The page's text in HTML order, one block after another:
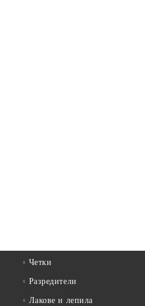
Четки
Разредители
Лакове и лепила